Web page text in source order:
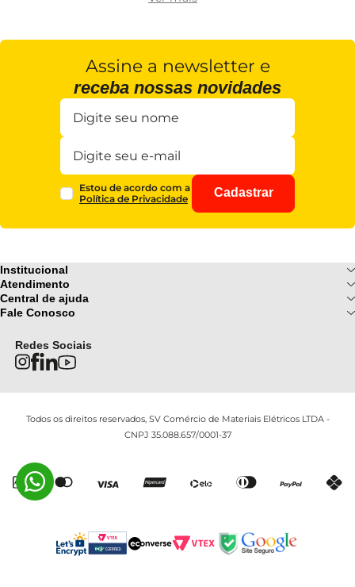
Assine a newsletter e
receba nossas novidades
Estou de acordo com a
Política de Privacidade
Cadastrar
Institucional
Sobre Nós
Nossas Lojas
Privacidade e Segurança
Termos e Condições
Atendimento
Formas de pagamento
Regulamentos
Central de ajuda
Fale Conosco
Frete e Entrega
Troca e Devoluções
Fale Conosco
(085) 3214-7900
Segunda a Sexta: 08h as 18h |
Sábado : 08h ás 12h
Redes Sociais
Todos os direitos reservados, SV Comércio de Materiais Elétricos LTDA -
CNPJ 35.088.657/0001-37